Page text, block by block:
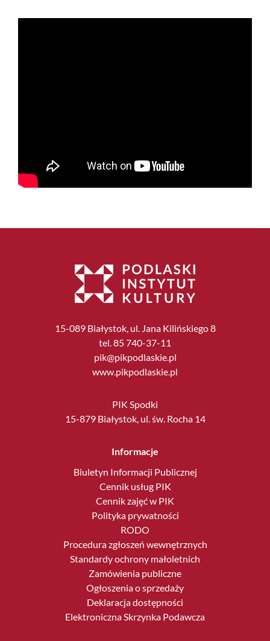
15-089 Białystok, ul. Jana Kilińskiego 8
tel. 85 740-37-11
pik@pikpodlaskie.pl
www.pikpodlaskie.pl
PIK Spodki
15-879 Białystok, ul. św. Rocha 14
Informacje
Biuletyn Informacji Publicznej
Cennik usług PIK
Cennik zajęć w PIK
Polityka prywatności
RODO
Procedura zgłoszeń wewnętrznych
Standardy ochrony małoletnich
Zamówienia publiczne
Ogłoszenia o sprzedaży
Deklaracja dostępności
Elektroniczna Skrzynka Podawcza